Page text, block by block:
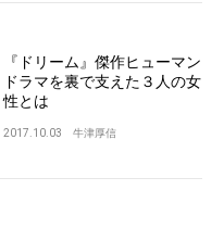
『ドリーム』傑作ヒューマン
ドラマを裏で支えた３人の女
性とは
2017.10.03 牛津厚信